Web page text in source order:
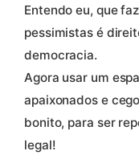
Entendo eu, que
pessimistas é
democracia.
Agora usar um
apaixonados e
bonito, para ser
legal!